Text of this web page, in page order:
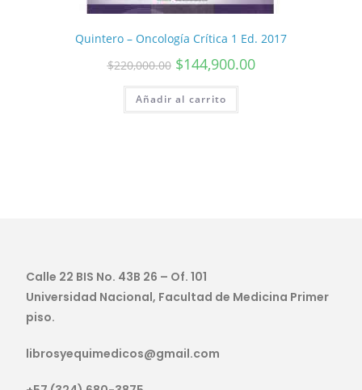
Quintero – Oncología Crítica 1 Ed. 2017
$220,000.00 $144,900.00
Añadir al carrito
Calle 22 BIS No. 43B 26 – Of. 101
Universidad Nacional, Facultad de Medicina Primer
piso.
librosyequimedicos@gmail.com